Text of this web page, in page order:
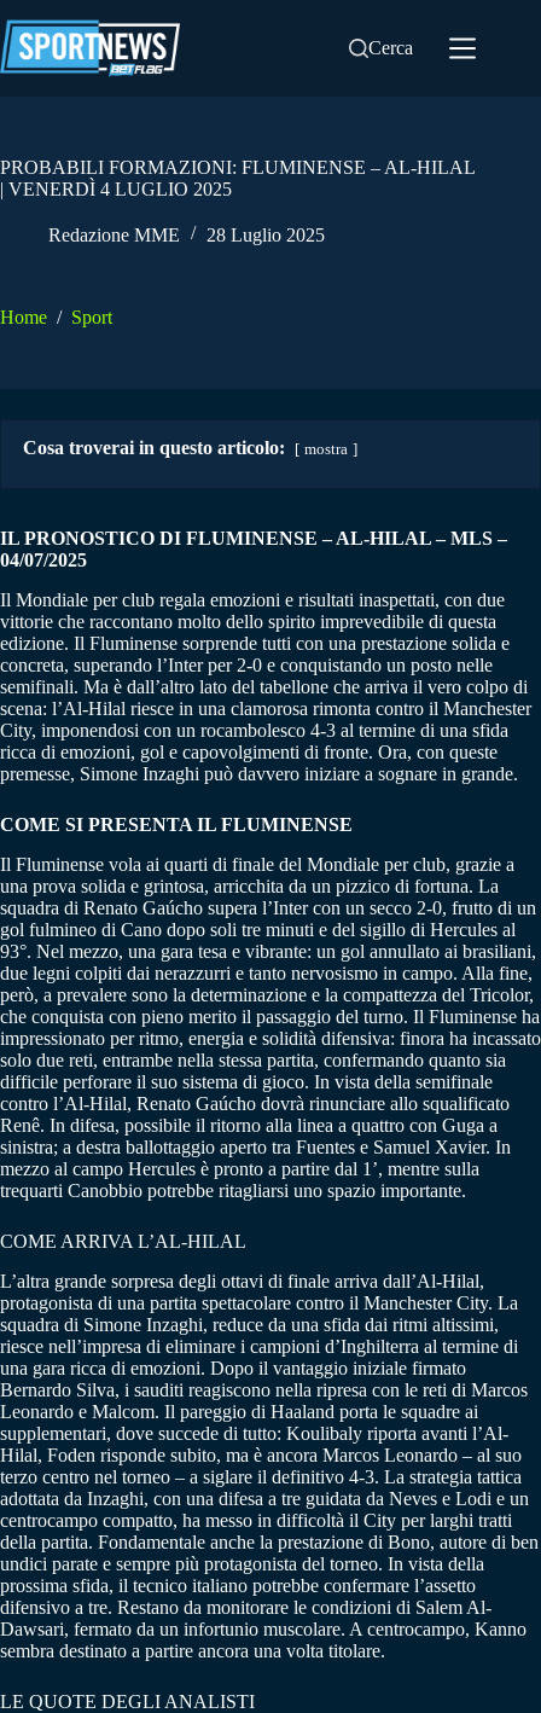
al
contenuto
Cerca
PROBABILI FORMAZIONI: FLUMINENSE – AL-HILAL
| VENERDÌ 4 LUGLIO 2025
Redazione MME 28 Luglio 2025
Home / Sport
Cosa troverai in questo articolo: mostra
IL PRONOSTICO DI FLUMINENSE – AL-HILAL– MLS–
04/07/2025
Il Mondiale per club regala emozioni e risultati inaspettati, con due
vittorie che raccontano molto dello spirito imprevedibile di questa
edizione. Il Fluminense sorprende tutti con una prestazione solida e
concreta, superando l’Inter per 2-0 e conquistando un posto nelle
semifinali. Ma è dall’altro lato del tabellone che arriva il vero colpo di
scena: l’Al-Hilal riesce in una clamorosa rimonta contro il Manchester
City, imponendosi con un rocambolesco 4-3 al termine di una sfida
ricca di emozioni, gol e capovolgimenti di fronte. Ora, con queste
premesse, Simone Inzaghi può davvero iniziare a sognare in grande.
COME SI PRESENTA IL FLUMINENSE
Il Fluminense vola ai quarti di finale del Mondiale per club, grazie a
una prova solida e grintosa, arricchita da un pizzico di fortuna. La
squadra di Renato Gaúcho supera l’Inter con un secco 2-0, frutto di un
gol fulmineo di Cano dopo soli tre minuti e del sigillo di Hercules al
93°. Nel mezzo, una gara tesa e vibrante: un gol annullato ai brasiliani,
due legni colpiti dai nerazzurri e tanto nervosismo in campo. Alla fine,
però, a prevalere sono la determinazione e la compattezza del Tricolor,
che conquista con pieno merito il passaggio del turno. Il Fluminense ha
impressionato per ritmo, energia e solidità difensiva: finora ha incassato
solo due reti, entrambe nella stessa partita, confermando quanto sia
difficile perforare il suo sistema di gioco. In vista della semifinale
contro l’Al-Hilal, Renato Gaúcho dovrà rinunciare allo squalificato
Renê. In difesa, possibile il ritorno alla linea a quattro con Guga a
sinistra; a destra ballottaggio aperto tra Fuentes e Samuel Xavier. In
mezzo al campo Hercules è pronto a partire dal 1’, mentre sulla
trequarti Canobbio potrebbe ritagliarsi uno spazio importante.
COME ARRIVA L’AL-HILAL
L’altra grande sorpresa degli ottavi di finale arriva dall’Al-Hilal,
protagonista di una partita spettacolare contro il Manchester City. La
squadra di Simone Inzaghi, reduce da una sfida dai ritmi altissimi,
riesce nell’impresa di eliminare i campioni d’Inghilterra al termine di
una gara ricca di emozioni. Dopo il vantaggio iniziale firmato
Bernardo Silva, i sauditi reagiscono nella ripresa con le reti di Marcos
Leonardo e Malcom. Il pareggio di Haaland porta le squadre ai
supplementari, dove succede di tutto: Koulibaly riporta avanti l’Al-
Hilal, Foden risponde subito, ma è ancora Marcos Leonardo – al suo
terzo centro nel torneo – a siglare il definitivo 4-3. La strategia tattica
adottata da Inzaghi, con una difesa a tre guidata da Neves e Lodi e un
centrocampo compatto, ha messo in difficoltà il City per larghi tratti
della partita. Fondamentale anche la prestazione di Bono, autore di ben
undici parate e sempre più protagonista del torneo. In vista della
prossima sfida, il tecnico italiano potrebbe confermare l’assetto
difensivo a tre. Restano da monitorare le condizioni di Salem Al-
Dawsari, fermato da un infortunio muscolare. A centrocampo, Kanno
sembra destinato a partire ancora una volta titolare.
LE QUOTE DEGLI ANALISTI